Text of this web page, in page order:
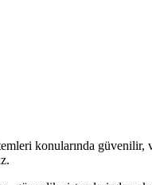
konularında